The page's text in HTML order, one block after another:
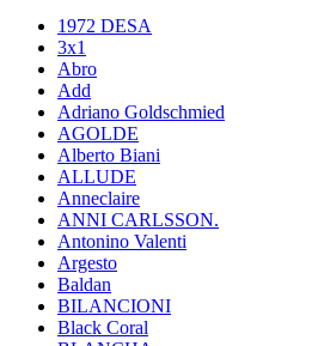
1972 DESA
3x1
Abro
Add
Adriano Goldschmied
AGOLDE
Alberto Biani
ALLUDE
Anneclaire
ANNI CARLSSON.
Antonino Valenti
Argesto
Baldan
BILANCIONI
Black Coral